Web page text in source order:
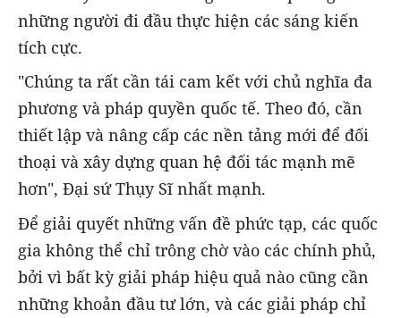
những người đi đầu thực hiện các sáng kiến
tích cực.
"Chúng ta rất cần tái cam kết với chủ nghĩa đa
phương và pháp quyền quốc tế. Theo đó, cần
thiết lập và nâng cấp các nền tảng mới để đối
thoại và xây dựng quan hệ đối tác mạnh mẽ
hơn", Đại sứ Thụy Sĩ nhất mạnh.
Để giải quyết những vấn đề phức tạp, các quốc
gia không thể chỉ trông chờ vào các chính phủ,
bởi vì bất kỳ giải pháp hiệu quả nào cũng cần
những khoản đầu tư lớn, và các giải pháp chỉ